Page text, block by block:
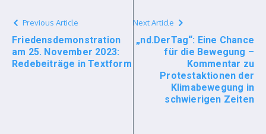
Previous Article
Friedensdemonstration
am 25. November 2023:
Redebeiträge in Textform
Next Article
„nd.DerTag“: Eine Chance
für die Bewegung –
Kommentar zu
Protestaktionen der
Klimabewegung in
schwierigen Zeiten